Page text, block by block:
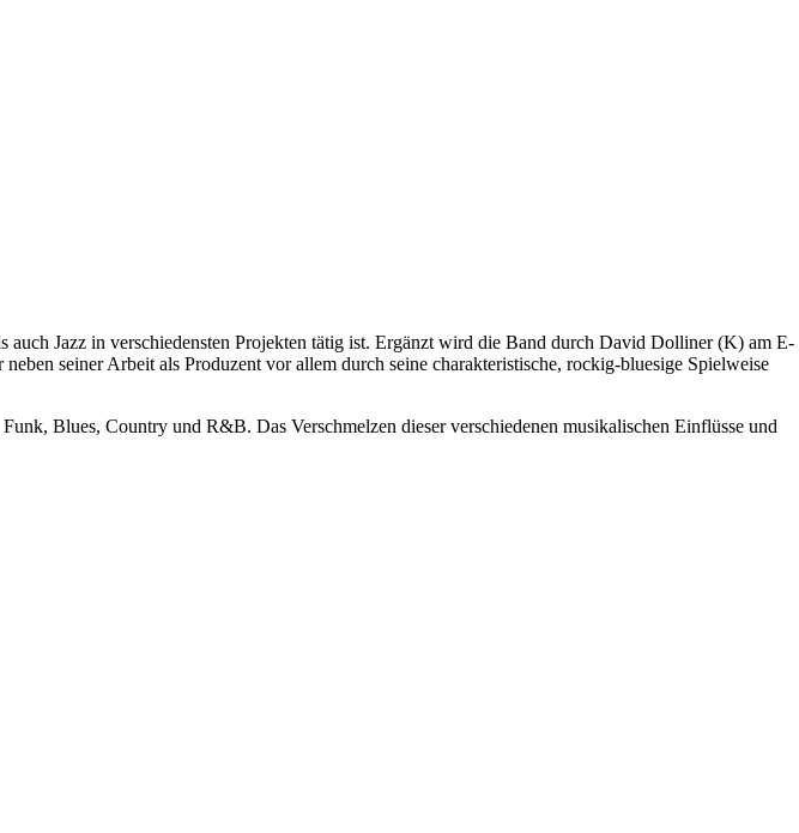
Jazz in verschiedensten Projekten tätig ist. Ergänzt wird die Band durch David Dolliner (K) am E-
seiner Arbeit als Produzent vor allem durch seine charakteristische, rockig-bluesige Spielweise
Blues, Country und R&B. Das Verschmelzen dieser verschiedenen musikalischen Einflüsse und